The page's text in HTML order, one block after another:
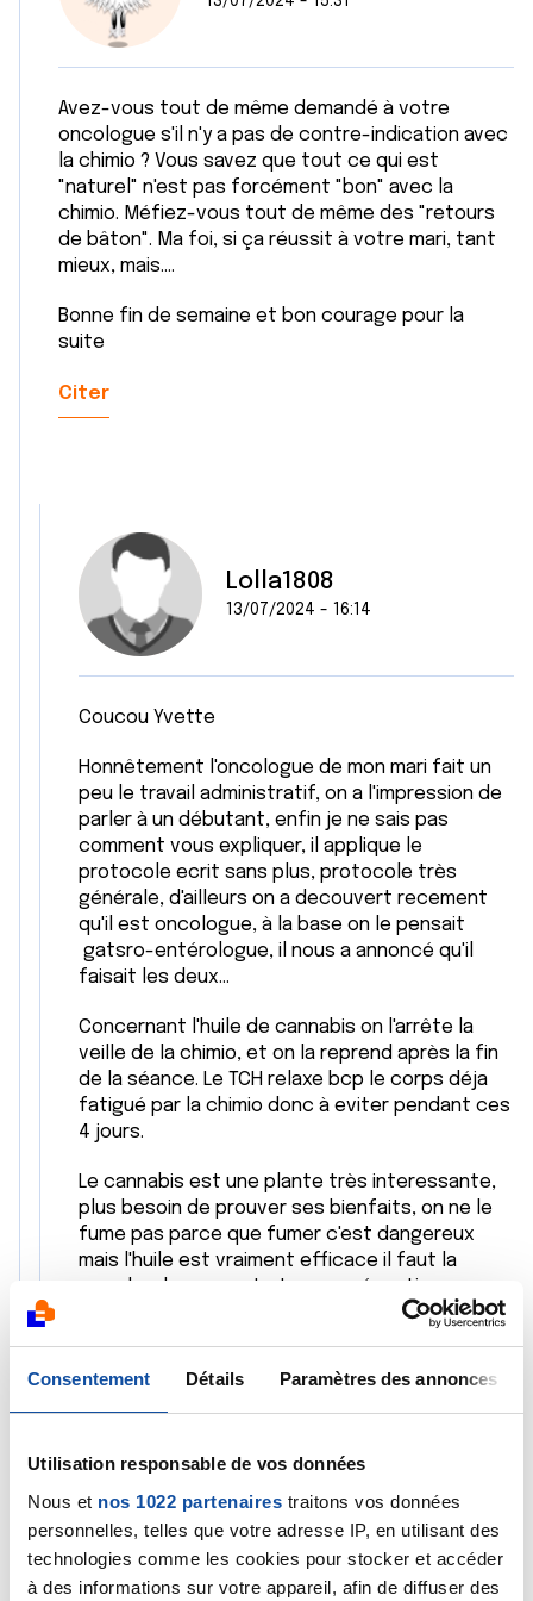
Consentement Détails Paramètres des annonces
Utilisation responsable de vos données
Nous et nos 1022 partenaires traitons vos données
personnelles, telles que votre adresse IP, en utilisant des
technologies comme les cookies pour stocker et accéder
à des informations sur votre appareil, afin de diffuser des
Avez-vous tout de même demandé à votre
oncologue s'il n'y a pas de contre-indication avec
la chimio ? Vous savez que tout ce qui est
"naturel" n'est pas forcément "bon" avec la
chimio. Méfiez-vous tout de même des "retours
de bâton". Ma foi, si ça réussit à votre mari, tant
mieux, mais....
Bonne fin de semaine et bon courage pour la
suite
Citer
Lolla1808
13/07/2024 - 16:14
Coucou Yvette
Honnêtement l'oncologue de mon mari fait un
peu le travail administratif, on a l'impression de
parler à un débutant, enfin je ne sais pas
comment vous expliquer, il applique le
protocole ecrit sans plus, protocole très
générale, d'ailleurs on a decouvert recement
qu'il est oncologue, à la base on le pensait
gatsro-entérologue, il nous a annoncé qu'il
faisait les deux...
Concernant l'huile de cannabis on l'arrête la
veille de la chimio, et on la reprend après la fin
de la séance. Le TCH relaxe bcp le corps déja
fatigué par la chimio donc à eviter pendant ces
4 jours.
Le cannabis est une plante très interessante,
plus besoin de prouver ses bienfaits, on ne le
fume pas parce que fumer c'est dangereux
mais l'huile est vraiment efficace il faut la
prendre doucement et avec précaution
surtout pour quelqu'un qui n'a jamais consommé
interessant.
medecins pour traiter des maladies neuro mais
pas en France.
On evite tt ce qui est antioxydant pendant
l'administration de la chimio, mais il prend ses
vitamines sans pause (C, D, B et omega 3),